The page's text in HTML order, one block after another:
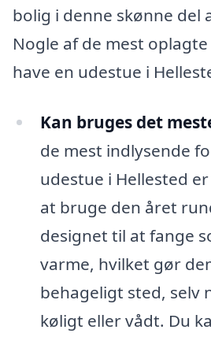
bolig i denne skønne del
Nogle af de mest
have en udestue i
Kan bruges det
de mest indlysende
udestue i Hellested
at bruge den året
designet til at fange
varme, hvilket gør
behageligt sted, selv
køligt eller vådt. Du